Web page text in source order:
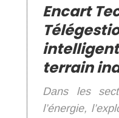
Encart
terrain
Dans les
l’énergie,